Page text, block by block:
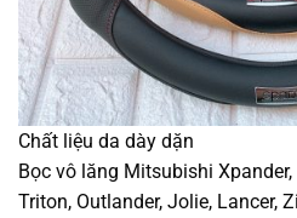
Chất liệu da dày dặn
Bọc vô lăng Mitsubishi
Triton, Outlander, Jolie, Lancer,